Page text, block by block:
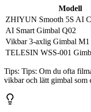
Modell
ZHIYUN Smooth 5S AI
AI Smart Gimbal Q02
Vikbar 3-axlig Gimbal M1
TELESIN WSS-001
Tips: Tips: Om du ofta
vikbar och lätt gimbal som